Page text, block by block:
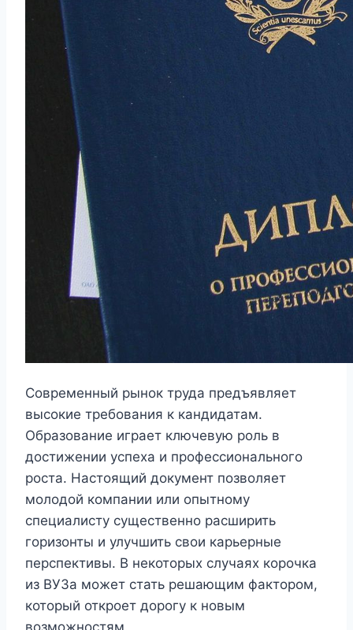
Современный рынок труда предъявляет
высокие требования к кандидатам.
Образование играет ключевую роль в
достижении успеха и профессионального
роста. Настоящий документ позволяет
молодой компании или опытному
специалисту существенно расширить
горизонты и улучшить свои карьерные
перспективы. В некоторых случаях корочка
из ВУЗа может стать решающим фактором,
который откроет дорогу к новым